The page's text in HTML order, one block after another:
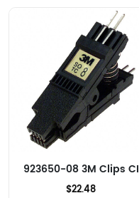
923650-08 3M Clips CI
$22.48